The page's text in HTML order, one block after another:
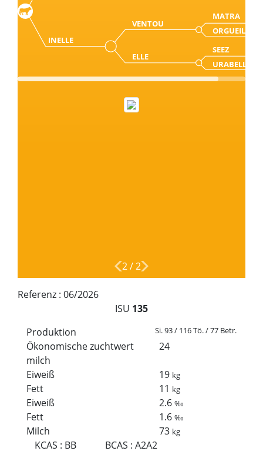
INELLE
VENTOU
MATRA
ORGUEILLEE
ELLE
SEEZ
URABELLE
2/2
Referenz : 06/2026
ISU 135
Produktion
Si. 93 / 116 Tö. / 77 Betr.
Ökonomische zuchtwert
milch
24
Eiweiß 19 kg
Fett 11 kg
Eiweiß 2.6‰
Fett 1.6‰
Milch 73 kg
KCAS : BB BCAS :A2A2